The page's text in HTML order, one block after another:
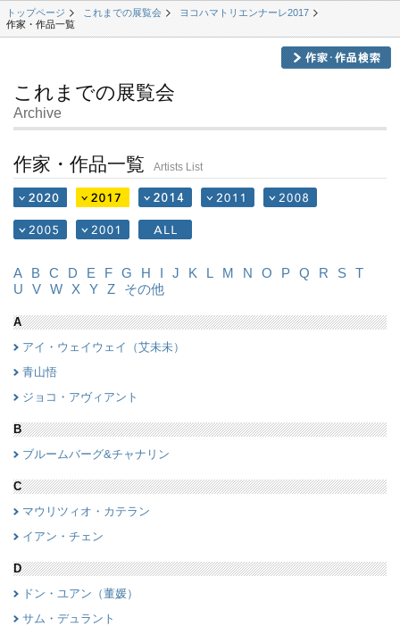
トップページ これまでの展覧会
ヨコハマトリエンナーレ2017
作家・作品一覧
これまでの展覧会
Archive
作家・作品一覧 Artists List
A B C D E F G H I J K L M N O P Q R S T
U
V W X Y Z その他
A
アイ・ウェイウェイ（艾未未）
青山悟
ジョコ・アヴィアント
B
ブルームバーグ&チャナリン
C
マウリツィオ・カテラン
イアン・チェン
D
ドン・ユアン（董媛）
サム・デュラント